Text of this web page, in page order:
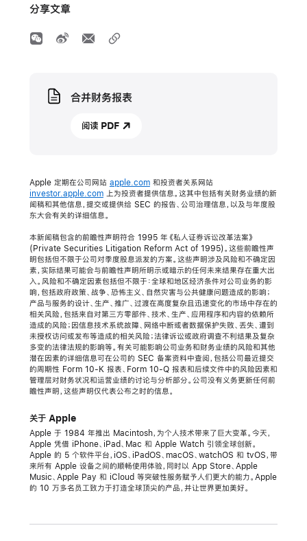
分享文章
Media
合并财务报表
阅读 PDF
Apple 定期在公司网站 apple.com和投资者关系网站
investor.apple.com上为投资者提供信息。这其中包括有关财务业绩的新
闻稿和其他信息，提交或提供给 SEC 的报告、公司治理信息，以及与年度股
东大会有关的详细信息。
本新闻稿包含的前瞻性声明符合 1995 年《私人证券诉讼改革法案》
(Private Securities Litigation Reform Act of 1995)。这些前瞻性声
明包括但不限于公司对季度股息派发的方案。这些声明涉及风险和不确定因
素，实际结果可能会与前瞻性声明所明示或暗示的任何未来结果存在重大出
入。风险和不确定因素包括但不限于：全球和地区经济条件对公司业务的影
响，包括政府政策、战争、恐怖主义、自然灾害与公共健康问题造成的影响；
产品与服务的设计、生产、推广、过渡在高度复杂且迅速变化的市场中存在的
相关风险，包括来自对第三方零部件、技术、生产、应用程序和内容的依赖所
造成的风险；因信息技术系统故障、网络中断或者数据保护失败、丢失、遭到
未授权访问或发布等造成的相关风险；法律诉讼或政府调查不利结果及复杂
多变的法律法规的影响等。有关可能影响公司业务和财务业绩的风险和其他
潜在因素的详细信息可在公司的 SEC 备案资料中查阅，包括公司最近提交
的周期性 Form 10-K 报表、Form 10-Q 报表和后续文件中的风险因素和
管理层对财务状况和运营业绩的讨论与分析部分。公司没有义务更新任何前
瞻性声明，这些声明仅代表公布之时的信息。
关于 Apple
Apple 于 1984 年推出 Macintosh，为个人技术带来了巨大变革。今天，
Apple 凭借 iPhone、iPad、Mac 和 Apple Watch 引领全球创新。
Apple 的 5 个软件平台，iOS、iPadOS、macOS、watchOS 和 tvOS，带
来所有 Apple 设备之间的顺畅使用体验，同时以 App Store、Apple
Music、Apple Pay 和 iCloud 等突破性服务赋予人们更大的能力。Apple
的 10 万多名员工致力于打造全球顶尖的产品，并让世界更加美好。